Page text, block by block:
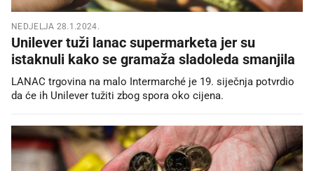
NEDJELJA 28.1.2024.
Unilever tuži lanac supermarketa jer su
istaknuli kako se gramaža sladoleda smanjila
LANAC trgovina na malo Intermarché je 19. siječnja potvrdio
da će ih Unilever tužiti zbog spora oko cijena.